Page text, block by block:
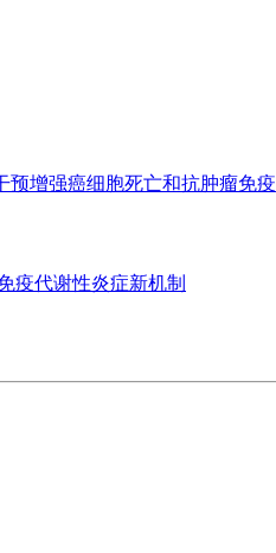
预增强癌细胞死亡和抗肿瘤免疫
疫代谢性炎症新机制